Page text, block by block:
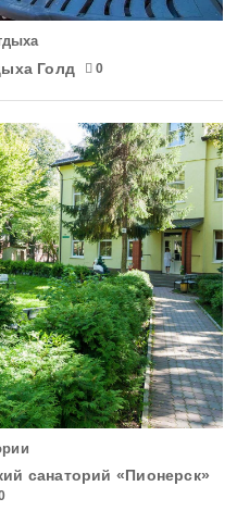
Голд 0
санаторий «Пионерск»